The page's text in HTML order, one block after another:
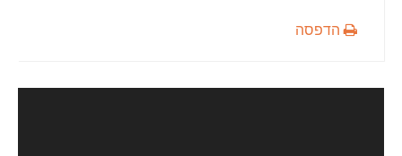
הדפסה